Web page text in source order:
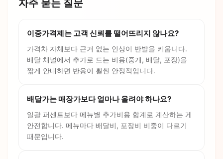
자주 묻는 질문
이중가격제는 고객 신뢰를 떨어뜨리지 않나요?
가격차 자체보다 근거 없는 인상이 반발을 키웁니다.
배달 채널에서 추가로 드는 비용(중개, 배달, 포장)을
짧게 안내하면 반응이 훨씬 안정적입니다.
배달가는 매장가보다 얼마나 올려야 하나요?
일괄 퍼센트보다 메뉴별 추가비용 합계로 계산하는 게
안전합니다. 메뉴마다 배달비, 포장비 비중이 다르기
때문입니다.